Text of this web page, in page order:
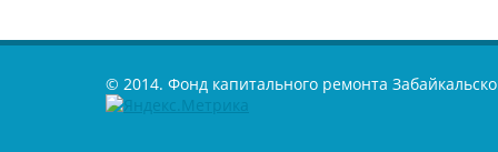
© 2014. Фонд капитального ремонта